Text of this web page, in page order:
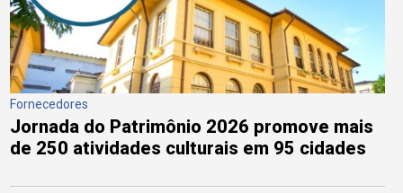
Fornecedores
Jornada do Patrimônio 2026 promove mais
de 250 atividades culturais em 95 cidades